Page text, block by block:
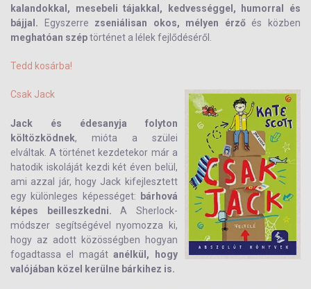
kalandokkal, mesebeli tájakkal, kedvességgel, humorral és
bájjal. Egyszerre zseniálisan okos, mélyen érzőés közben
meghatóan széptörténet a lélek fejlődéséről.
Tedd kosárba!
Csak Jack
Jack és édesanyja folyton
költözködnek, mióta a szülei
elváltak. A történet kezdetekor már a
hatodik iskoláját kezdi két éven belül,
ami azzal jár, hogy Jack kifejlesztett
egy különleges képességet:
bárhová
képes beilleszkedni. A Sherlock-
módszer segítségével nyomozza ki,
hogy az adott közösségben hogyan
fogadtassa el magátanélkül, hogy
valójában közel kerülne bárkihez is.